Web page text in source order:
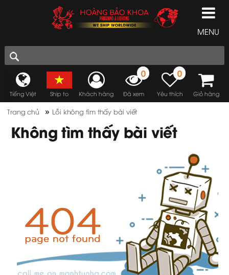
MENU
Tiếng Việt Ship to Khách hàng
0
Đã xem
0
Yêu thích Giỏ hàng
Trang chủ » Lỗi không tìm thấy bài viết
Không tìm thấy bài viết